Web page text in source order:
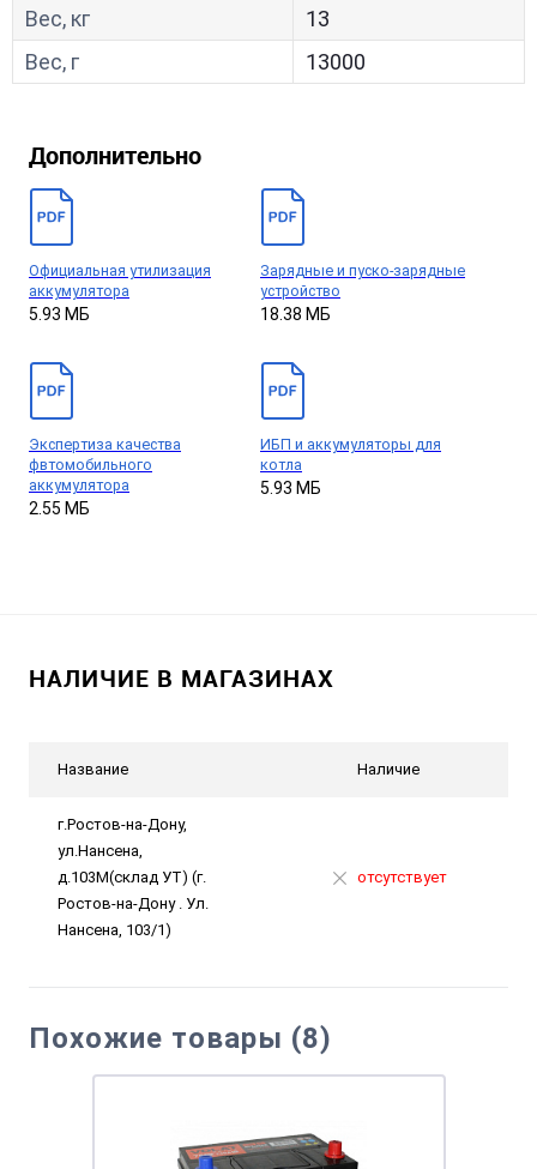
Вес, кг
13
Вес, г
13000
Дополнительно
Официальная утилизация
аккумулятора
5.93 МБ
Зарядные и пуско-зарядные
устройство
18.38 МБ
Экспертиза качества
фвтомобильного
аккумулятора
2.55 МБ
ИБП и аккумуляторы для
котла
5.93 МБ
НАЛИЧИЕ В МАГАЗИНАХ
Название Наличие
г.Ростов-на-Дону,
ул.Нансена,
д.103М(склад УТ) (г.
Ростов-на-Дону . Ул.
Нансена, 103/1)
отсутствует
Похожие товары (8)